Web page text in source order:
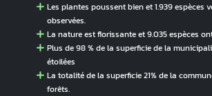
Les plantes poussent bien et 1.939 espèces
observées.
La nature est florissante et 9.035 espèces
Plus de 98 % de la superficie de la
étoilées
La totalité de la superficie 21% de la
forêts.